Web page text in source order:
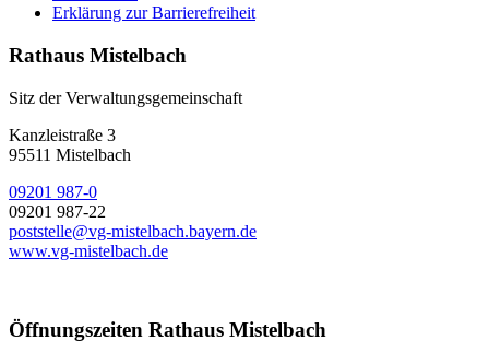
Erklärung zur Barrierefreiheit
Rathaus Mistelbach
Sitz der Verwaltungsgemeinschaft
Kanzleistraße 3
95511 Mistelbach
09201 987-0
09201 987-22
poststelle@vg-mistelbach.bayern.de
www.vg-mistelbach.de
Öffnungszeiten Rathaus Mistelbach